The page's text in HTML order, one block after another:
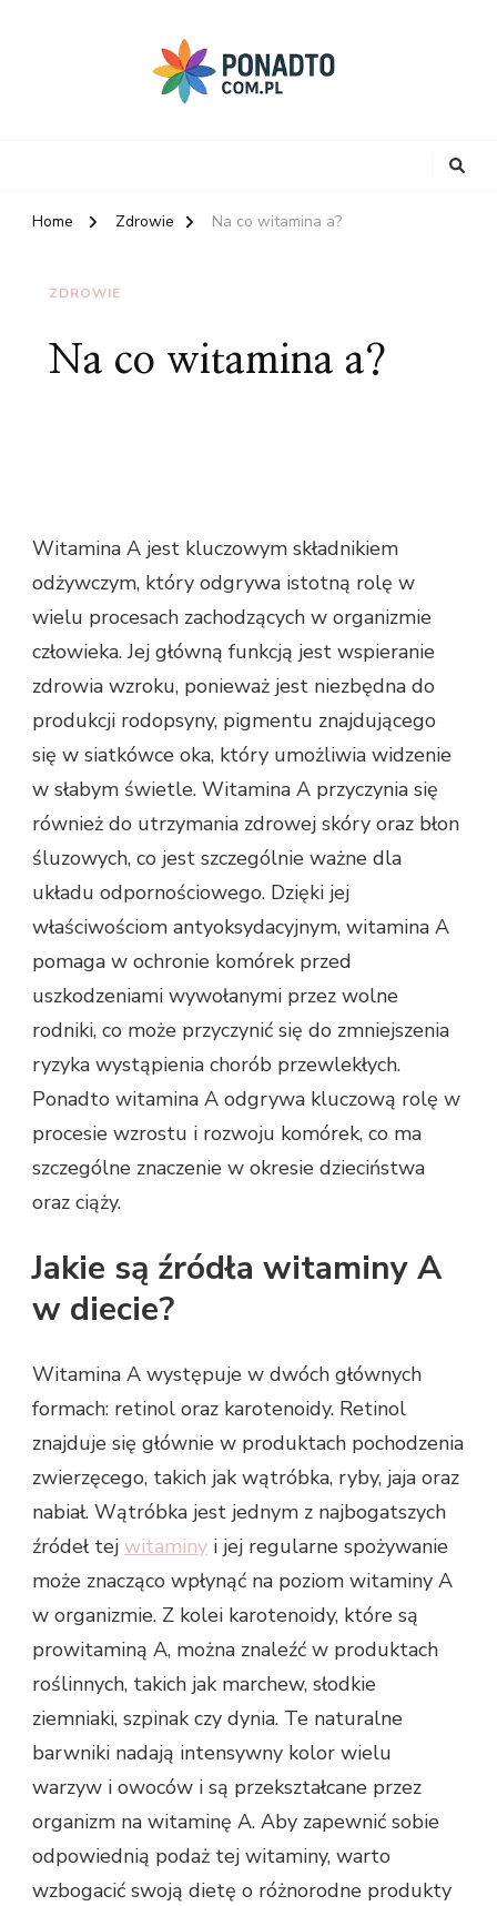
Home Zdrowie Na co witamina a?
ZDROWIE
Na co witamina a?
Witamina A jest kluczowym składnikiem
odżywczym, który odgrywa istotną rolę w
wielu procesach zachodzących w organizmie
człowieka. Jej główną funkcją jest wspieranie
zdrowia wzroku, ponieważ jest niezbędna do
produkcji rodopsyny, pigmentu znajdującego
się w siatkówce oka, który umożliwia widzenie
w słabym świetle. Witamina A przyczynia się
również do utrzymania zdrowej skóry oraz błon
śluzowych, co jest szczególnie ważne dla
układu odpornościowego. Dzięki jej
właściwościom antyoksydacyjnym, witamina A
pomaga w ochronie komórek przed
uszkodzeniami wywołanymi przez wolne
rodniki, co może przyczynić się do zmniejszenia
ryzyka wystąpienia chorób przewlekłych.
Ponadto witamina A odgrywa kluczową rolę w
procesie wzrostu i rozwoju komórek, co ma
szczególne znaczenie w okresie dzieciństwa
oraz ciąży.
Jakie są źródła witaminy A
w diecie?
Witamina A występuje w dwóch głównych
formach: retinol oraz karotenoidy. Retinol
znajduje się głównie w produktach pochodzenia
zwierzęcego, takich jak wątróbka, ryby, jaja oraz
nabiał. Wątróbka jest jednym z najbogatszych
źródeł tej witaminy i jej regularne spożywanie
może znacząco wpłynąć na poziom witaminy A
w organizmie. Z kolei karotenoidy, które są
prowitaminą A, można znaleźć w produktach
roślinnych, takich jak marchew, słodkie
ziemniaki, szpinak czy dynia. Te naturalne
barwniki nadają intensywny kolor wielu
warzyw i owoców i są przekształcane przez
organizm na witaminę A. Aby zapewnić sobie
odpowiednią podaż tej witaminy, warto
wzbogacić swoją dietę o różnorodne produkty